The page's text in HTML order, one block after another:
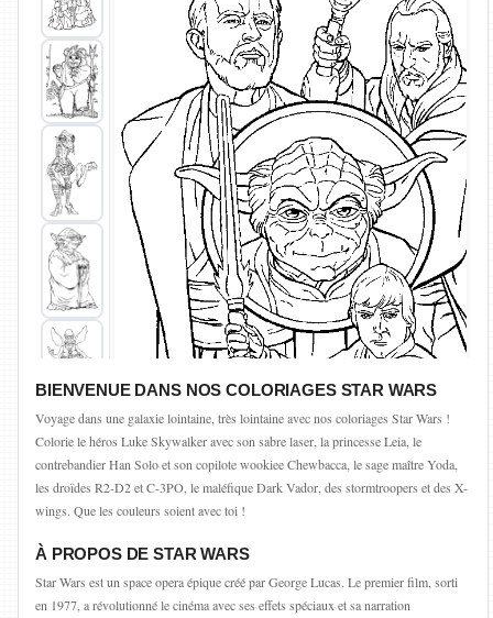
BIENVENUE DANS NOS COLORIAGES STAR WARS
Voyage dans une galaxie lointaine, très lointaine avec nos coloriages Star Wars !
Colorie le héros Luke Skywalker avec son sabre laser, la princesse Leia, le
contrebandier Han Solo et son copilote wookiee Chewbacca, le sage maître Yoda,
les droïdes R2-D2 et C-3PO, le maléfique Dark Vador, des stormtroopers et des X-
wings. Que les couleurs soient avec toi !
À PROPOS DE STAR WARS
Star Wars est un space opera épique créé par George Lucas. Le premier film, sorti
en 1977, a révolutionné le cinéma avec ses effets spéciaux et sa narration